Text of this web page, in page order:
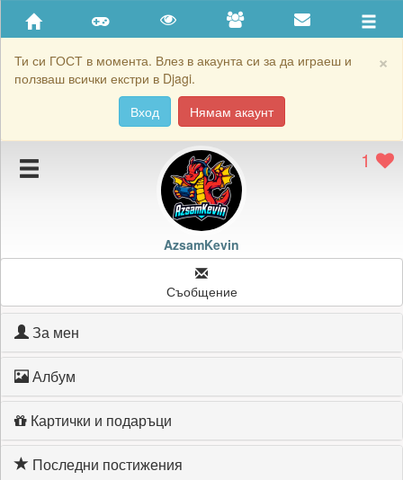
×
Ти си ГОСТ в момента. Влез в акаунта си за да играеш и
ползваш всички екстри в Djagi.
Вход
Нямам акаунт
Приятели
Хронология на игри
Подаръците на AzsamKevin
Картичките на AzsamKevin
Блокирай AzsamKevin
1
AzsamKevin
Съобщение
За мен
Албум
Картички и подаръци
Последни постижения